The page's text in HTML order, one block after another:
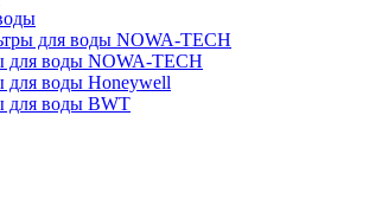
для воды NOWA-TECH
для воды NOWA-TECH
воды Honeywell
для воды BWT